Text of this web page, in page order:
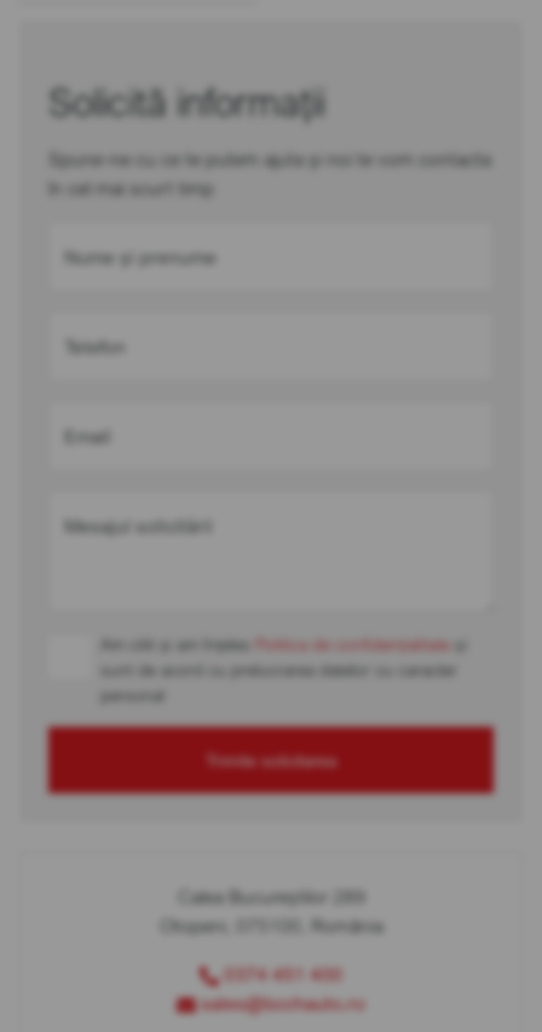
Solicită informații
Spune-ne cu ce te putem ajuta și noi te vom contacta
în cel mai scurt timp
Nume și prenume
Telefon
Email
Mesajul solicitării
Am citit și am înțeles Politica de confidențialitate
sunt de acord cu prelucrarea datelor cu caracter
personal
Trimite solicitarea
Calea Bucureștilor 289
Otopeni, 075100, România
0374 451 400
sales@bcchauto.ro